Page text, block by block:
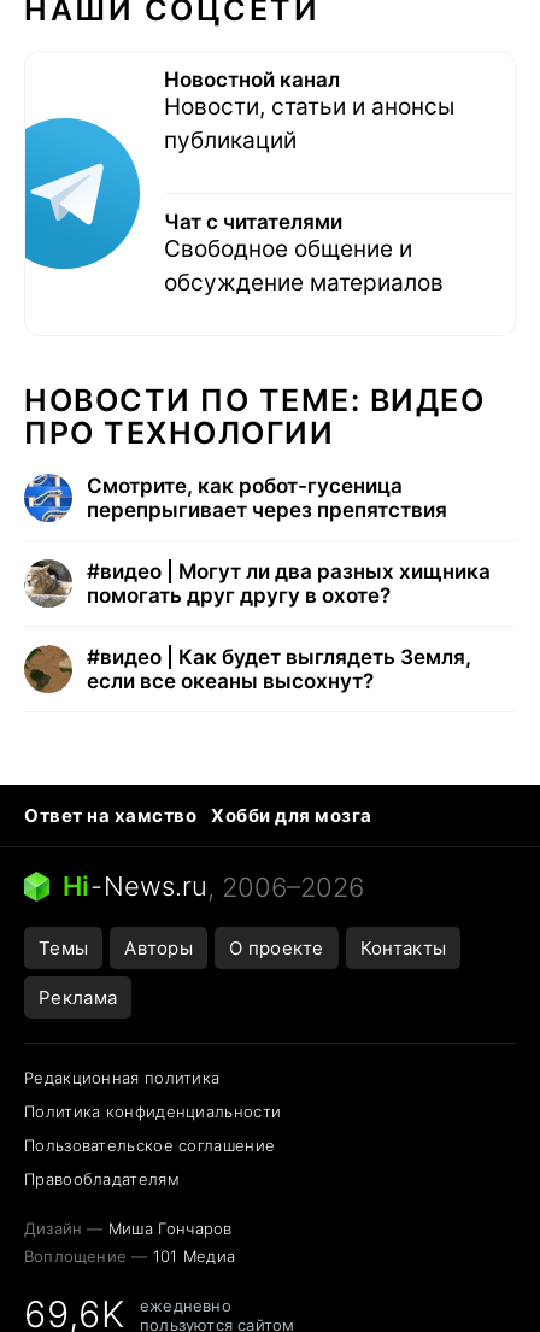
НАШИ СОЦСЕТИ
Новостной канал
Новости, статьи и анонсы
публикаций
Чат с читателями
Свободное общение и
обсуждение материалов
НОВОСТИ ПО ТЕМЕ: ВИДЕО
ПРО ТЕХНОЛОГИИ
Смотрите, как робот-гусеница
перепрыгивает через препятствия
#видео | Могут ли два разных хищника
помогать друг другу в охоте?
#видео | Как будет выглядеть Земля,
если все океаны высохнут?
Ответ на хамство
Хобби для мозга
Бензин 100 vs 95
Тунцы в океанариуме
Следующая пандемия
Hi-News.ru, 2006–2026
Темы Авторы О проекте Контакты
Реклама
Редакционная политика
Политика конфиденциальности
Пользовательское соглашение
Правообладателям
Дизайн — Миша Гончаров
Воплощение — 101 Медиа
69,6K
ежедневно
пользуются сайтом